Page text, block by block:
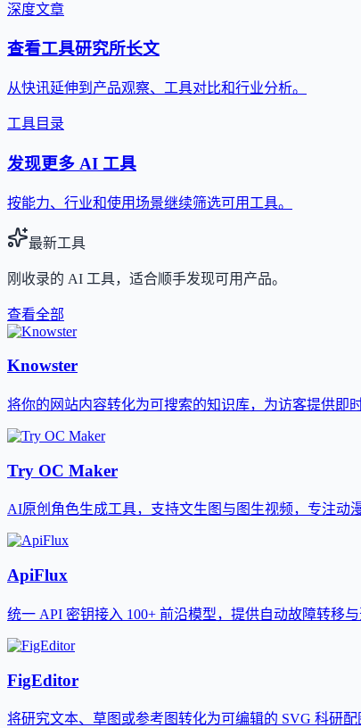
深度文章
查看工具研究所长文
从快讯延伸到产品观察、工具对比和行业分析。
工具目录
发现更多 AI 工具
按能力、行业和使用场景继续筛选可用工具。
最新工具
刚收录的 AI 工具，适合顺手发现可用产品。
查看全部
Knowster
将你的网站内容转化为可搜索的知识库，为访客提供即
Try OC Maker
AI原创角色生成工具，支持文生图与图生视频，专注动
ApiFlux
统一 API 密钥接入 100+ 前沿模型，提供自动故障转移
FigEditor
将研究文本、草图或参考图转化为可编辑的 SVG 科研配